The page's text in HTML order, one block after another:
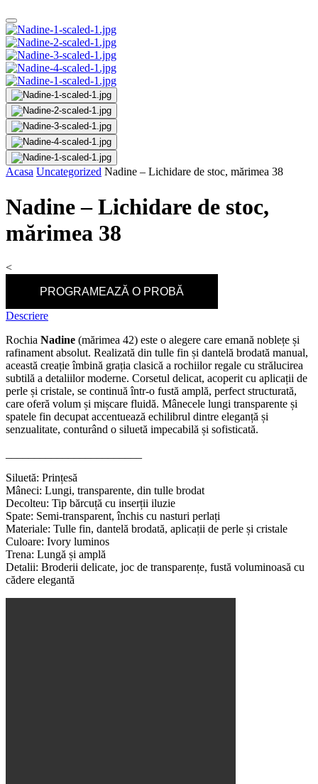
Acasa Uncategorized Nadine – Lichidare de stoc, mărimea 38
Nadine – Lichidare de stoc,
mărimea 38
<
PROGRAMEAZĂ O PROBĂ
Descriere
Rochia Nadine (mărimea 42) este o alegere care emană noblețe și
rafinament absolut. Realizată din tulle fin și dantelă brodată manual,
această creație îmbină grația clasică a rochiilor regale cu strălucirea
subtilă a detaliilor moderne. Corsetul delicat, acoperit cu aplicații de
perle și cristale, se continuă într-o fustă amplă, perfect structurată,
care oferă volum și mișcare fluidă. Mânecele lungi transparente și
spatele fin decupat accentuează echilibrul dintre eleganță și
senzualitate, conturând o siluetă impecabilă și sofisticată.
Siluetă: Prințesă
Mâneci: Lungi, transparente, din tulle brodat
Decolteu: Tip bărcuță cu inserții iluzie
Spate: Semi-transparent, închis cu nasturi perlați
Materiale: Tulle fin, dantelă brodată, aplicații de perle și cristale
Culoare: Ivory luminos
Trena: Lungă și amplă
Detalii: Broderii delicate, joc de transparențe, fustă voluminoasă cu
cădere elegantă